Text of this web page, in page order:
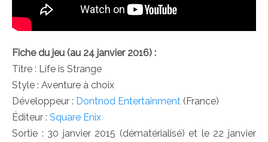
Fiche du jeu (au 24 janvier 2016) :
Titre : Life is Strange
Style : Aventure à choix
Développeur : Dontnod Entertainment (France)
Éditeur : Square Enix
Sortie : 30 janvier 2015 (dématérialisé) et le 22 janvier